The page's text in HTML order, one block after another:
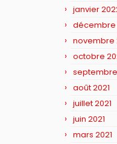
janvier
décembre
novembre
octobre
septembre
août 2021
juillet 2021
juin 2021
mars 2021